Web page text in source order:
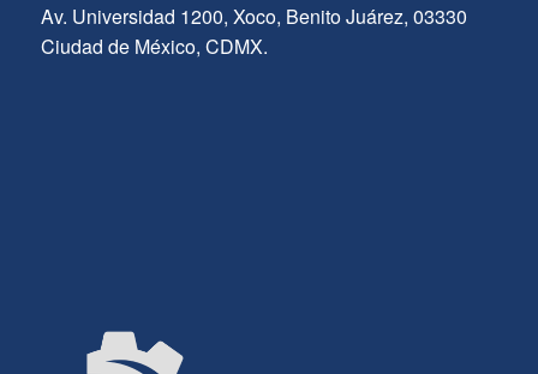
Av. Universidad 1200, Xoco, Benito Juárez, 03330
Ciudad de México, CDMX.